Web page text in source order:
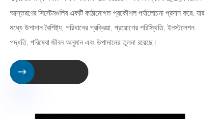
আস্তরণের সিস্টেমগুলির একটি কাঠামোগত প্রকৌশল পর্যালোচনা প্রদান করে, যার
মধ্যে উপাদান বৈশিষ্ট্য, পরিধানের প্রক্রিয়া, প্রয়োগের পরিস্থিতি, ইনস্টলেশন
পদ্ধতি, পরিষেবা জীবন অনুমান এবং উপাদানের তুলনা রয়েছে।
